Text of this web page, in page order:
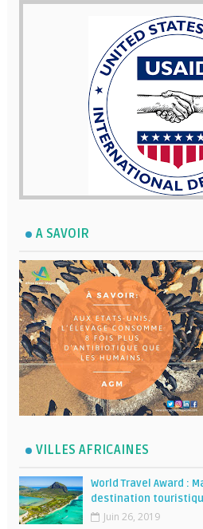
A SAVOIR
VILLES AFRICAINES
World Travel Award :
destination
Juin 26, 2019